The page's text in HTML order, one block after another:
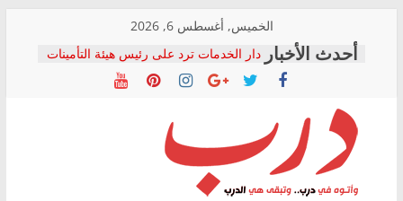
content
الخميس, أغسطس 6, 2026
دار الخدمات ترد على رئيس هيئة التأمينات
بعد مؤتمره الصحفي: إنكار الأزمة لا ينهي
معاناة أصحاب المعاشات.. ونطالب بكشف
فرحات سليمان يكتب: القطاع الصحي إلى
أين؟
حزب التحالف الشعبي يطلق لجنة “الحق
في الصحة” بالإسكندرية لرصد الانتهاكات
ودعم المرضى
درب